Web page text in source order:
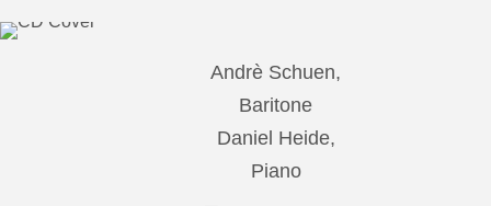
Andrè Schuen,
Baritone
Daniel Heide,
Piano